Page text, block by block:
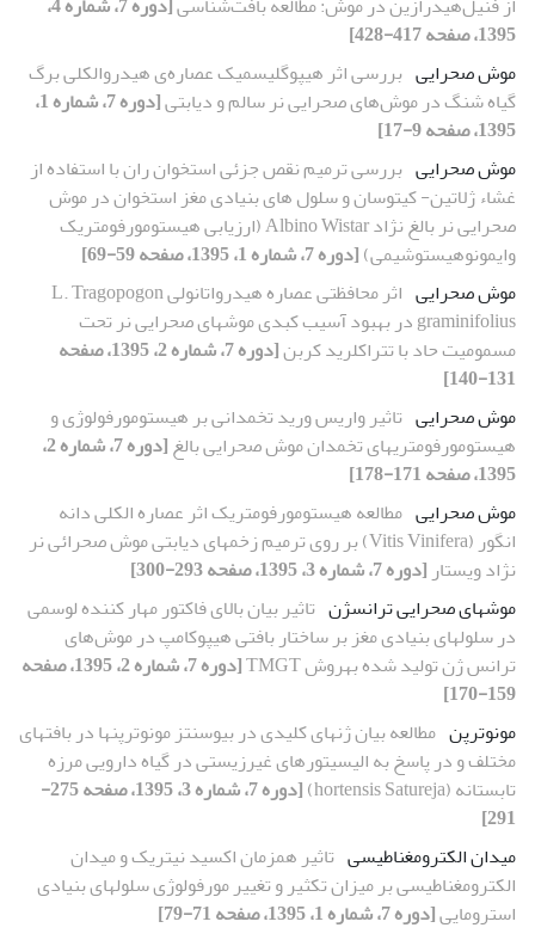
1395، صفحه 417-428]
موش صحرایی بررسی اثر هیپوگلیسمیک عصاره‌ی هیدروالکلی برگ
گیاه شنگ در موش‌های صحرایی نر سالم و دیابتی
[دوره 7، شماره 1،
1395، صفحه 9-17]
موش صحرایی بررسی ترمیم نقص جزئی استخوان ران با استفاده از
غشاء ژلاتین- کیتوسان و سلول های بنیادی مغز استخوان در موش
صحرایی نر بالغ نژاد Albino Wistar (ارزیابی هیستومورفومتریک
وایمونوهیستوشیمی)[دوره 7، شماره 1، 1395، صفحه 59-69]
موش صحرایی
اثر محافظتی عصاره هیدرواتانولی L. Tragopogon
graminifolius در بهبود آسیب کبدی موش‏های صحرایی نر تحت
مسمومیت حاد با تتراکلرید کربن
[دوره 7، شماره 2، 1395، صفحه
131-140]
موش صحرایی تاثیر واریس ورید تخمدانی بر هیستومورفولوژی و
هیستومورفومتری‏های تخمدان موش صحرایی بالغ
[دوره 7، شماره 2،
1395، صفحه 171-178]
موش صحرایی مطالعه هیستومورفومتریک اثر عصاره الکلی دانه
انگور (Vitis Vinifera) بر روی ترمیم زخم‏های دیابتی موش صحرائی نر
نژاد ویستار [دوره 7، شماره 3، 1395، صفحه 293-300]
موش­های صحرایی ترانسژن تاثیر بیان بالای فاکتور مهار کننده لوسمی
در سلول‏های بنیادی مغز بر ساختار بافتی هیپوکامپ در موش‌های
ترانس ژن تولید شده به‏روش TMGT
[دوره 7، شماره 2، 1395، صفحه
159-170]
مونوترپن مطالعه بیان ژن‏های کلیدی در بیوسنتز مونوترپن‏ها در بافت‏های
مختلف و در پاسخ به الیسیتورهای غیرزیستی در گیاه دارویی مرزه
تابستانه (hortensis Satureja)
[دوره 7، شماره 3، 1395، صفحه 275-
291]
میدان الکترومغناطیسی تاثیر هم‏زمان اکسید نیتریک و میدان
الکترومغناطیسی بر میزان تکثیر و تغییر مورفولوژی سلول‏های بنیادی
استرومایی[دوره 7، شماره 1، 1395، صفحه 71-79]